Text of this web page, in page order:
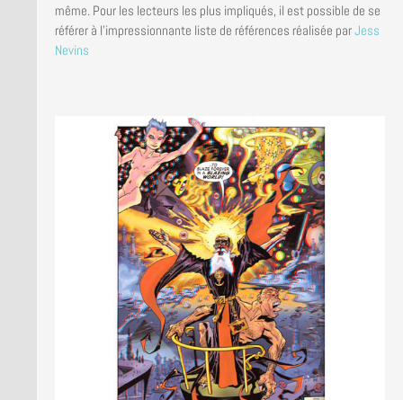
même. Pour les lecteurs les plus impliqués, il est possible de se
référer à l’impressionnante liste de références réalisée parJess
Nevins